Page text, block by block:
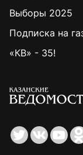
Выборы 2025
Подписка на
«КВ» - 35!